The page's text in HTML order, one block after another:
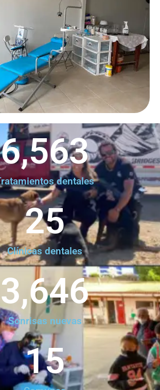
dentales
6,563
Clínicas dentales
25
Sonrisas nuevas
3,646
15